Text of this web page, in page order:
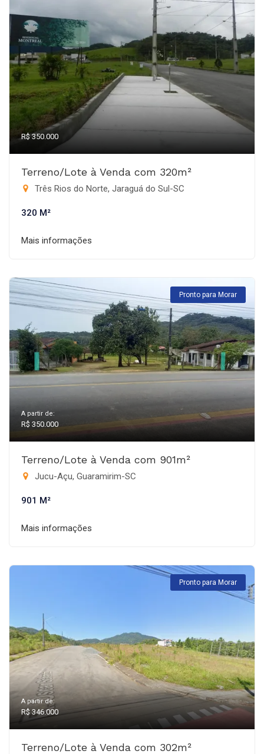
R$ 350.000
Terreno/Lote à Venda com 320m²
Três Rios do Norte, Jaraguá do Sul-SC
320 M²
Mais informações
Pronto para Morar
A partir de:
R$ 350.000
Terreno/Lote à Venda com 901m²
Jucu-Açu, Guaramirim-SC
901 M²
Mais informações
Pronto para Morar
A partir de:
R$ 346.000
Terreno/Lote à Venda com 302m²